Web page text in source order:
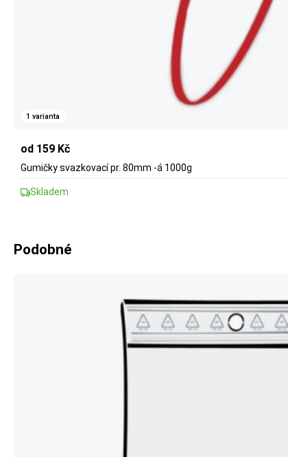
1 varianta
od 159 Kč
Gumičky svazkovací pr. 80mm -á 1000g
Skladem
Podobné